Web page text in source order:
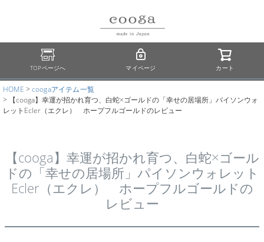
TOPページへ マイページ カート
HOME
coogaアイテム一覧
【cooga】幸運が招かれ育つ、白蛇×ゴールドの「幸せの居場所」パイソンウォ
レットEcler（エクレ） ホープフルゴールドのレビュー
【cooga】幸運が招かれ育つ、白蛇×ゴール
ドの「幸せの居場所」パイソンウォレット
Ecler（エクレ） ホープフルゴールドの
レビュー